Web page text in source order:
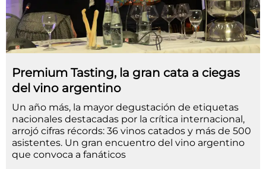
Premium Tasting, la gran cata a ciegas
del vino argentino
Un año más, la mayor degustación de etiquetas
nacionales destacadas por la crítica internacional,
arrojó cifras récords: 36 vinos catados y más de 500
asistentes. Un gran encuentro del vino argentino
que convoca a fanáticos